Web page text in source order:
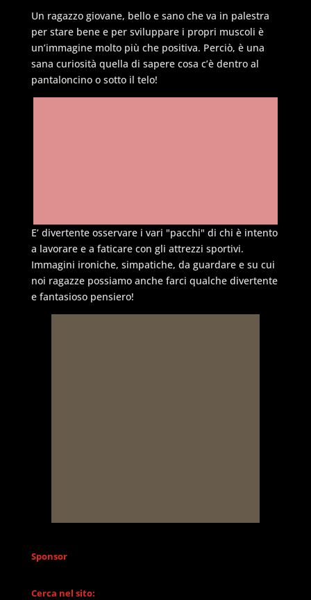
Un ragazzo giovane, bello e sano che va in palestra
per stare bene e per sviluppare i propri muscoli è
un’immagine molto più che positiva. Perciò, è una
sana curiosità quella di sapere cosa c’è dentro al
pantaloncino o sotto il telo!
E’ divertente osservare i vari "pacchi" di chi è intento
a lavorare e a faticare con gli attrezzi sportivi.
Immagini ironiche, simpatiche, da guardare e su cui
noi ragazze possiamo anche farci qualche divertente
e fantasioso pensiero!
Sponsor
Cerca nel sito: